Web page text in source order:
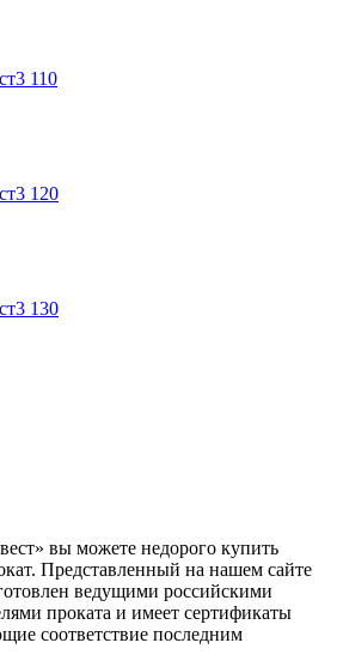
110
120
130
вы можете недорого купить
Представленный на нашем сайте
ведущими российскими
проката и имеет сертификаты
соответствие последним